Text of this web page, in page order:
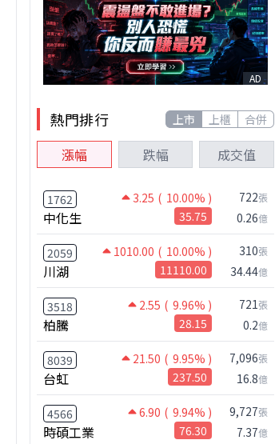
AD
熱門排行 上市 上櫃 合併
漲幅 跌幅 成交值
1762 3.25 ( 10.00% )
中化生 35.75
722張
0.26億
2059 1010.00 ( 10.00% )
川湖 11110.00
310張
34.44億
3518 2.55 ( 9.96% )
柏騰 28.15
721張
0.2億
8039 21.50 ( 9.95% )
台虹 237.50
7,096張
16.8億
4566 6.90 ( 9.94% )
時碩工業 76.30
9,727張
7.37億